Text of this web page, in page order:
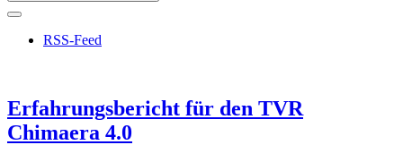
RSS-Feed
Erfahrungsbericht für den TVR
Chimaera 4.0